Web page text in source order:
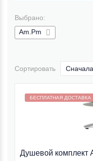
Выбрано:
Am.Pm
Сортировать
БЕСПЛАТНАЯ ДОСТАВКА
Душевой комплект